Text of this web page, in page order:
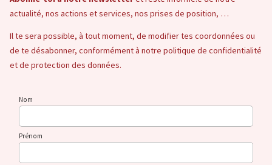
actualité, nos actions et services, nos prises de position, …
Il te sera possible, à tout moment, de modifier tes coordonnées ou
de te désabonner, conformément à notre politique de confidentialité
et de protection des données.
Nom
Prénom